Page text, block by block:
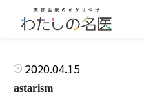
2020.04.15
astarism